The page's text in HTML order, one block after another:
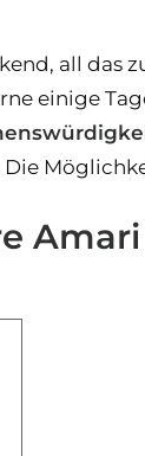
all das
einige
Die